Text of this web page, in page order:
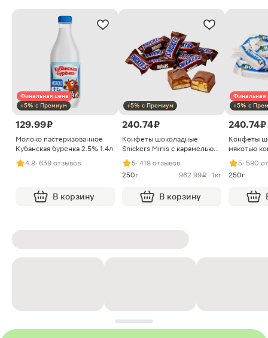
Финальная цена
+5% с Премиум
129.99 ₽
Молоко пастеризованное
Кубанская буренка 2.5% 1.4л
4.8· 639 отзывов
В корзину
+5% с Премиум
240.74 ₽
Конфеты шоколадные
Snickers Minis с карамелью
арахисом и нугой
5· 418 отзывов
250г
962.99 ₽ · 1кг
В корзину
Финальная
+5% с
240.74 ₽
Конфеты
мякотью
5· 580
250г